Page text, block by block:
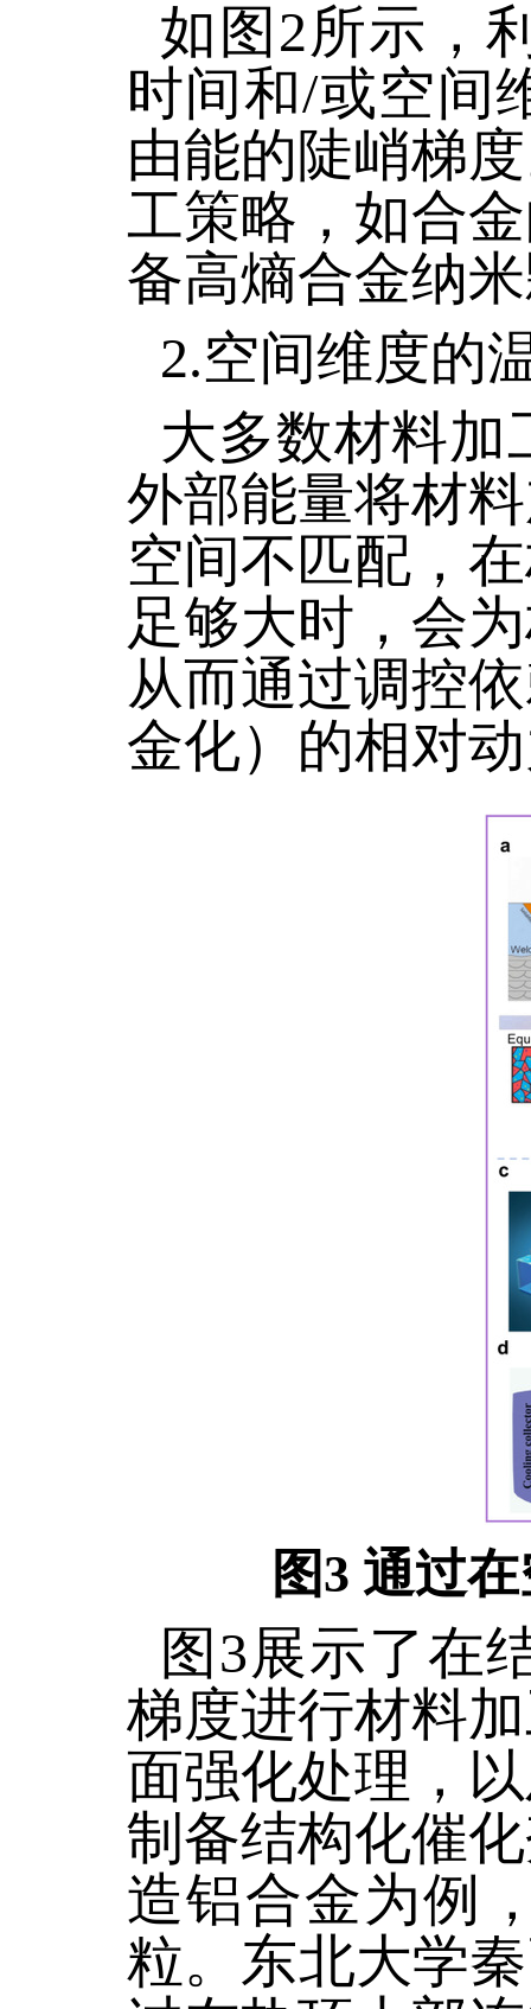
如图2所示，
时间和/或空间
由能的陡峭梯
工策略，如合
备高熵合金纳
2.空间维度的
大多数材料加
外部能量将材
空间不匹配，
足够大时，会
从而通过调控
金化）的相对
图3 通过
图3展示了在
梯度进行材料
面强化处理，
制备结构化催
造铝合金为例
粒。东北大学